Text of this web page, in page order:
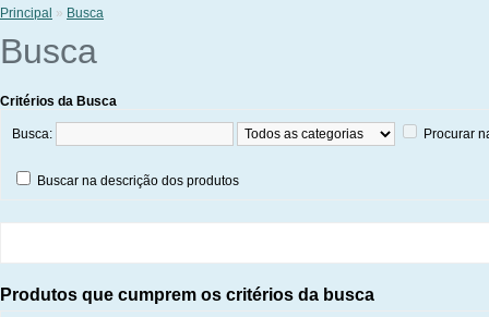
Principal » Busca
Busca
Critérios da Busca
Busca: Procurar
Buscar na descrição dos produtos
Produtos que cumprem os critérios da busca